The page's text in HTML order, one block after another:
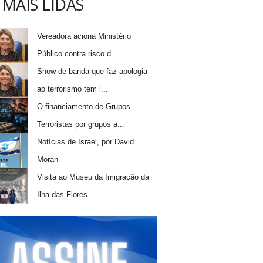
LIDAS
Vereadora aciona Ministério
Público contra risco d...
Show de banda que faz apologia
ao terrorismo tem i...
O financiamento de Grupos
Terroristas por grupos a...
Notícias de Israel, por David
Moran
Visita ao Museu da Imigração da
Ilha das Flores